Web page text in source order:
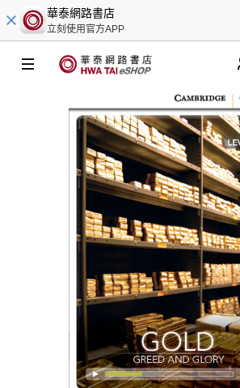
華泰網路書店
立刻使用官方APP